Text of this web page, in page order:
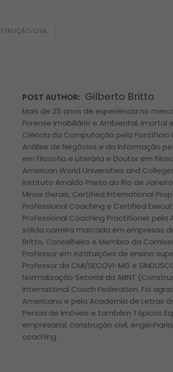
CIVIL
POST AUTHOR: Gilberto Britto
Mais de 25 anos de experiência no
Forense Imobiliário e Ambiental, Imortal
Ciência da Computação pela Pontifícia
Análise de Negócios e da Informação
em Filosofia e Literária e Doutor em
American World Universities and
Instituto Arnaldo Prieto do Rio de
Minas Gerais, Certified International
Professional Coaching e Certified
Professional Coaching Practitioner pela
sólida carreira marcada em empresas
Britto, Conselheiro e Membro da
Professor em instituições de ensino
Professor da CMI/SECOVI-MG e
Normalização Setorial da ABNT
International Coach Federation. Foi
Americano e pela Academia de Letras
Perícia de Imóveis e também Tópicos
empresarial, construção civil,
coaching.